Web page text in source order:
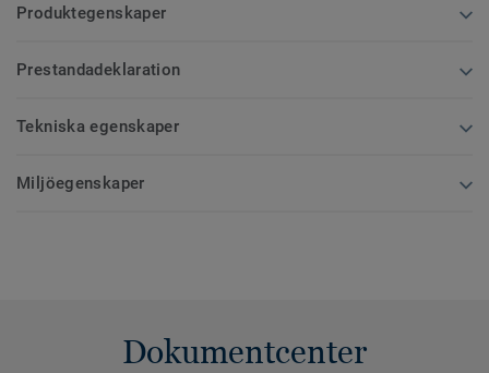
Produktegenskaper
Prestandadeklaration
Tekniska egenskaper
Miljöegenskaper
Dokumentcenter